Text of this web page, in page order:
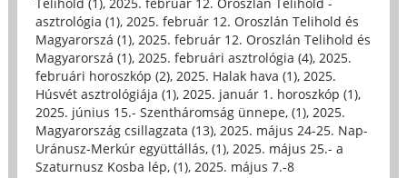
asztrológia (1), 2025. február 12. Oroszlán Telihold és
Magyarorszá (1), 2025. február 12. Oroszlán Telihold és
Magyarorszá (1), 2025. februári asztrológia (4), 2025.
februári horoszkóp (2), 2025. Halak hava (1), 2025.
Húsvét asztrológiája (1), 2025. január 1. horoszkóp (1),
2025. június 15.- Szentháromság ünnepe, (1), 2025.
Magyarország csillagzata (13), 2025. május 24-25. Nap-
Uránusz-Merkúr együttállás, (1), 2025. május 25.- a
Szaturnusz Kosba lép, (1), 2025. május 7.-8